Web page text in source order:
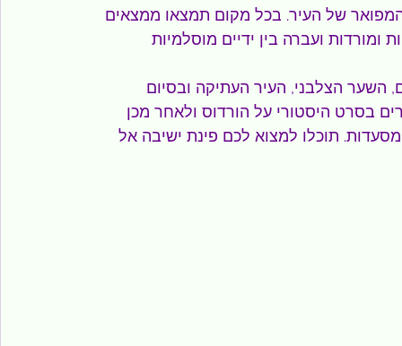
המפואר של העיר. בכל מקום תמצאו ממצאים
ומורדות ועברה בין ידיים מוסלמיות
השער הצלבני, העיר העתיקה ובסיום
בסרט היסטורי על הורדוס ולאחר מכן
תוכלו למצוא לכם פינת ישיבה אל